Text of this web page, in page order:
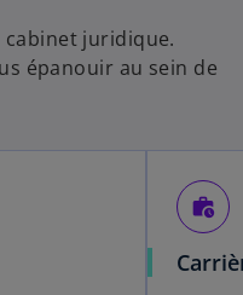
cabinet juridique.
épanouir au sein de
work_history